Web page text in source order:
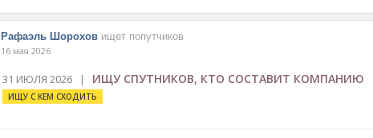
Рафаэль Шорохов ищет попутчиков
16 мая 2026
31 ИЮЛЯ 2026 | ИЩУ СПУТНИКОВ, КТО СОСТАВИТ КОМПАНИЮ
ИЩУ С КЕМ СХОДИТЬ